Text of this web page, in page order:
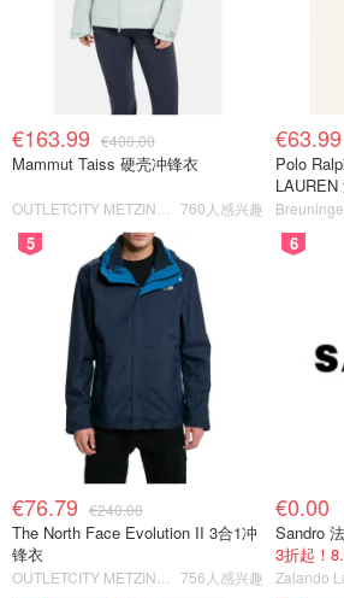
€163.99 €400.00
Mammut Taiss 硬壳冲锋衣
760人感兴趣
€63.99
Polo
5
€76.79 €240.00
The North Face Evolution II 3合1冲
锋衣
756人感兴趣
6
€0.00
Sandro
3折起！
Zalando